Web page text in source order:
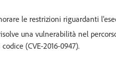
le restrizioni riguardanti
una vulnerabilità nel
(CVE-2016-0947).